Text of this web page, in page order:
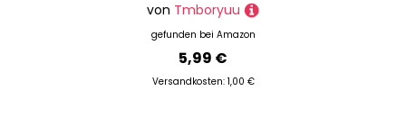
von Tmboryuu
gefunden bei Amazon
5,99 €
Versandkosten: 1,00 €